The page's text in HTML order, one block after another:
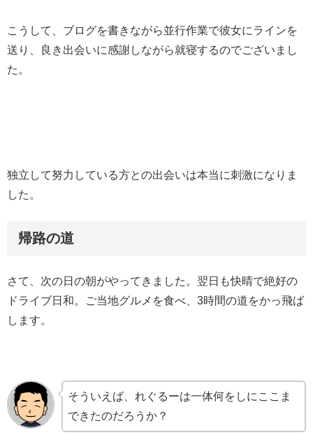
こうして、ブログを書きながら並行作業で彼女にラインを
送り、良き出会いに感謝しながら就寝するのでございまし
た。
独立して努力している方との出会いは本当に刺激になりま
した。
帰路の道
さて、次の日の朝がやってきました。翌日も快晴で絶好の
ドライブ日和。ご当地グルメを食べ、3時間の道をかっ飛ば
します。
そういえば、れぐるーは一体何をしにここま
できたのだろうか？